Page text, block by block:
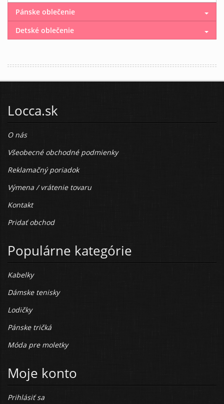
Pánske oblečenie
Detské oblečenie
Locca.sk
O nás
Všeobecné obchodné podmienky
Reklamačný poriadok
Výmena / vrátenie tovaru
Kontakt
Pridať obchod
Populárne kategórie
Kabelky
Dámske tenisky
Lodičky
Pánske tričká
Móda pre moletky
Moje konto
Prihlásiť sa